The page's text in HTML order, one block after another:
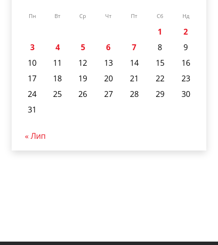
Пн Вт Ср Чт Пт Сб Нд
1
2
3
4 5 6 7 8
9
10
11 12 13 14 15
16
17
18 19 20 21 22
23
24
25 26 27 28 29
30
31
« Лип